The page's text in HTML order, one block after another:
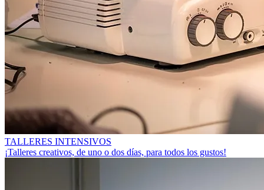
TALLERES INTENSIVOS
¡Talleres creativos, de uno o dos días, para todos los gustos!